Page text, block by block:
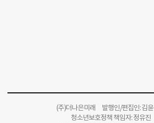
(주)더나은미래 발행인/편집인: 김
청소년보호정책 책임자: 정유진